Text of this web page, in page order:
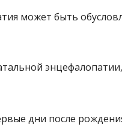
может быть
дни после